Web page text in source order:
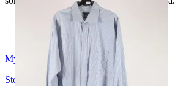
Myrorna
Stockholm ,Sverige